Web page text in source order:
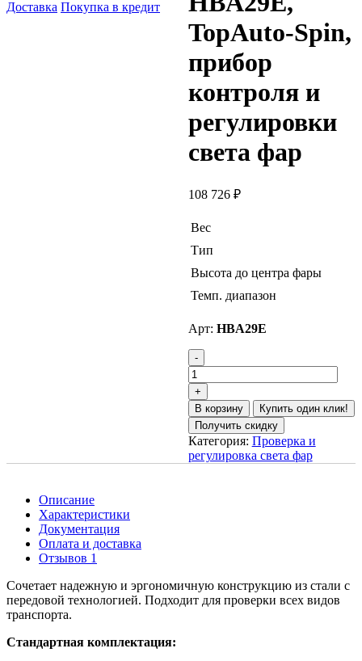
Доставка Покупка в кредит
TopAuto-Spin,
прибор
контроля и
регулировки
света фар
108 726 ₽
Вес
Тип
Высота до центра фары
Темп. диапазон
Арт: HBA29E
В корзину
Купить один клик!
Получить скидку
Категория: Проверка и
регулировка света фар
Описание
Характеристики
Документация
Оплата и доставка
Отзывов 1
Сочетает надежную и эргономичную конструкцию из стали с
передовой технологией. Подходит для проверки всех видов
транспорта.
Стандартная комплектация: